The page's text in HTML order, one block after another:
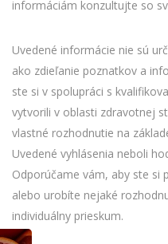
informáciám konzultujte so
Uvedené informácie nie sú
ako zdieľanie poznatkov a
ste si v spolupráci s
vytvorili v oblasti zdravotnej
vlastné rozhodnutie na
Uvedené vyhlásenia neboli
Odporúčame vám, aby ste si
alebo urobíte nejaké
individuálny prieskum.